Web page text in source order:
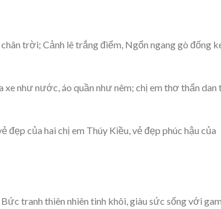
trời; Cảnh lê trắng điểm, Ngổn ngang gò đống
như nước, áo quần như nêm; chị em thơ thẩn dan
của hai chị em Thúy Kiều, vẻ đẹp phúc hậu của
tranh thiên nhiên tinh khôi, giàu sức sống với gam